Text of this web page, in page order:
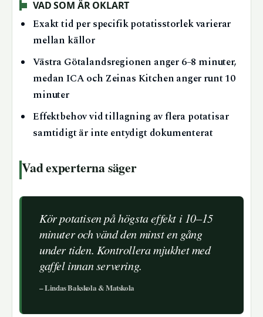
VAD SOM ÄR OKLART
Exakt tid per specifik potatisstorlek varierar
mellan källor
Västra Götalandsregionen anger 6–8 minuter,
medan ICA och Zeinas Kitchen anger runt 10
minuter
Effektbehov vid tillagning av flera potatisar
samtidigt är inte entydigt dokumenterat
Vad experterna säger
Kör potatisen på högsta effekt i 10–15
minuter och vänd den minst en gång
under tiden. Kontrollera mjukhet med
gaffel innan servering.
– Lindas Bakskola & Matskola